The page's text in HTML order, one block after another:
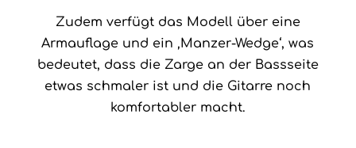
Zudem verfügt das Modell über eine
Armauflage und ein ‚Manzer-Wedge‘, was
bedeutet, dass die Zarge an der Bassseite
etwas schmaler ist und die Gitarre noch
komfortabler macht.